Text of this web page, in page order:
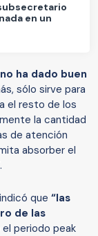
en un
ha dado buen
sólo sirve para
el resto de los
la cantidad
de atención
absorber el
que “las
de las
periodo peak